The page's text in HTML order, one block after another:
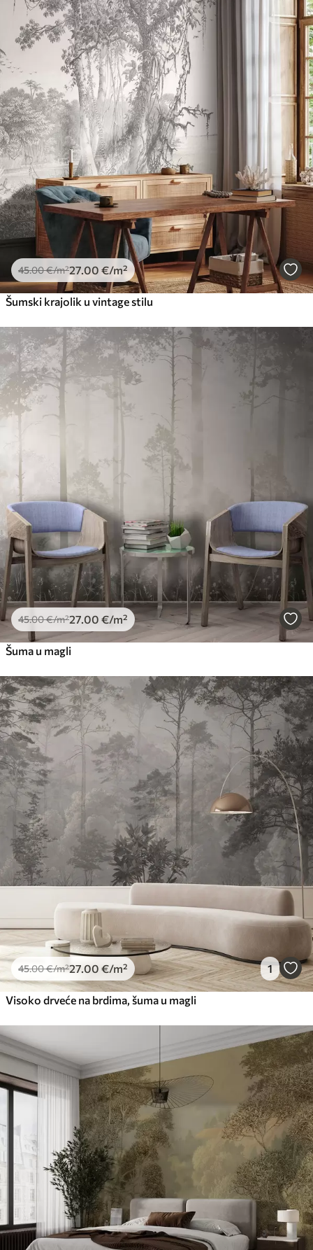
45.00€/m²27 .00 €/m²
Šumski krajolik u vintage stilu
45.00€/m²27 .00 €/m²
Šuma u magli
45.00€/m²27 .00 €/m² 1
Visoko drveće na brdima, šuma u magli